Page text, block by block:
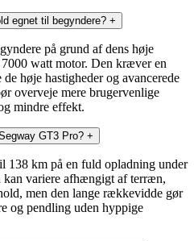
egnet til begyndere? +
på grund af dens høje
watt motor. Den kræver en
høje hastigheder og avancerede
overveje mere brugervenlige
mindre effekt.
GT3 Pro? +
138 km på en fuld opladning under
variere afhængigt af terræn,
men den lange rækkevidde gør
og pendling uden hyppige